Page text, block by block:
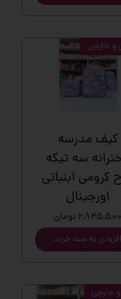
کیف مدرسه
سه تیکه
کرومی آبنباتی
اورجینال
۲,۸۴۵,۵۰۰ تومان
افزودن به سبد خرید
و خارجی
و خارجی